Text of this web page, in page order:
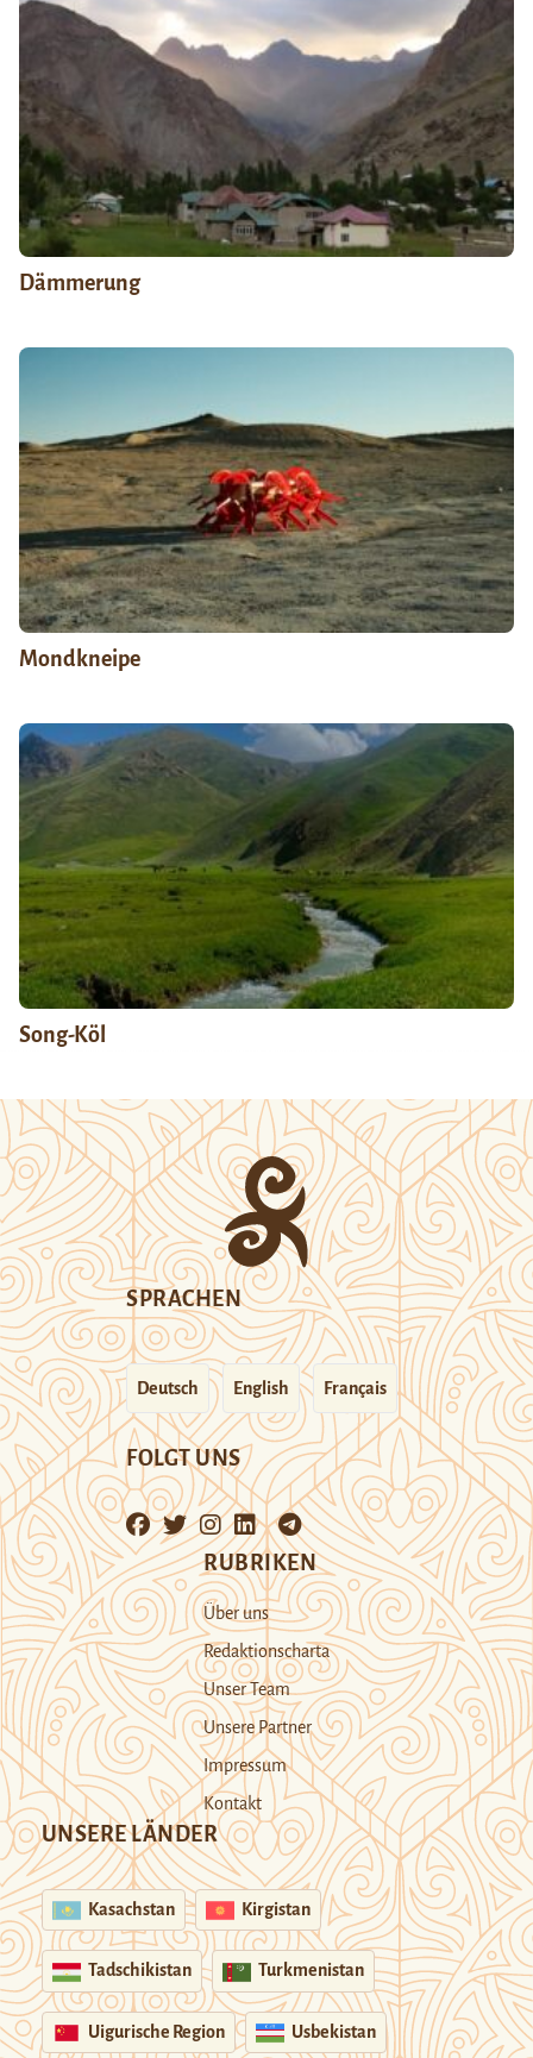
Dämmerung
Mondkneipe
Song-Köl
SPRACHEN
Deutsch English Français
FOLGT UNS
RUBRIKEN
Über uns
Redaktionscharta
Unser Team
Unsere Partner
Impressum
Kontakt
UNSERE LÄNDER
Kasachstan Kirgistan
Tadschikistan Turkmenistan
Uigurische Region Usbekistan